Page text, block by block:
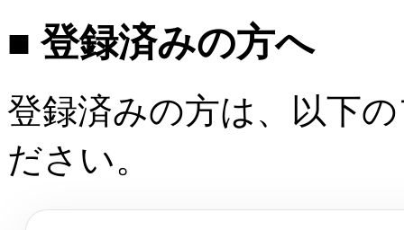
■ 登録済みの方へ
登録済みの方は、以下
ださい。